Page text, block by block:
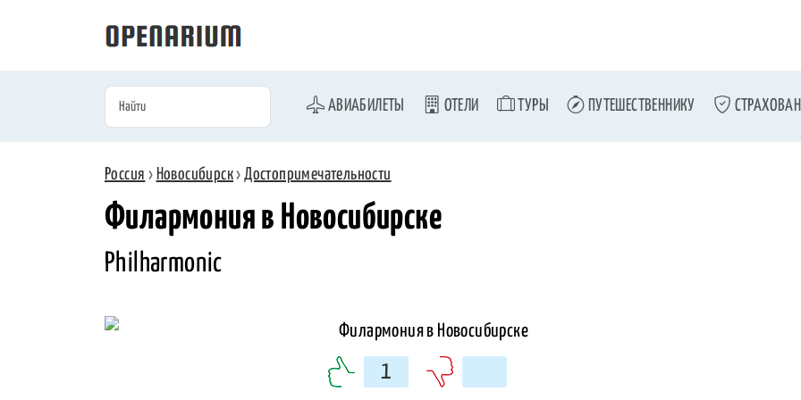
АВИАБИЛЕТЫ ОТЕЛИ ТУРЫ ПУТЕШЕСТВЕННИКУ
Россия › Новосибирск›Достопримечательности
Филармония в Новосибирске
Philharmonic
1